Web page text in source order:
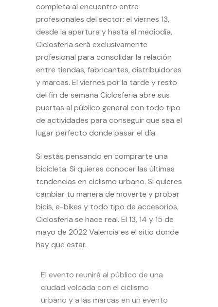
completa al encuentro entre
profesionales del sector: el viernes 13,
desde la apertura y hasta el mediodía,
Ciclosferia será exclusivamente
profesional para consolidar la relación
entre tiendas, fabricantes, distribuidores
y marcas. El viernes por la tarde y resto
del fin de semana Ciclosferia abre sus
puertas al público general con todo tipo
de actividades para conseguir que sea el
lugar perfecto donde pasar el día.
Si estás pensando en comprarte una
bicicleta. Si quieres conocer las últimas
tendencias en ciclismo urbano. Si quieres
cambiar tu manera de moverte y probar
bicis, e-bikes y todo tipo de accesorios,
Ciclosferia se hace real. El 13, 14 y 15 de
mayo de 2022 Valencia es el sitio donde
hay que estar.
El evento reunirá al público de una
ciudad volcada con el ciclismo
urbano y a las marcas en un evento